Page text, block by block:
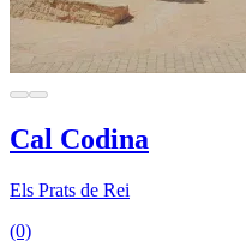
Cal Codina
Els Prats de Rei
(0)